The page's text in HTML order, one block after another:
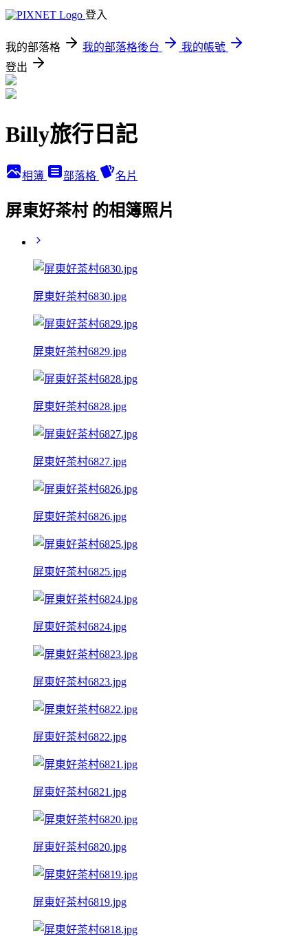
登入
我的部落格 我的部落格後台
我的帳號
登出
Billy旅行日記
相簿 部落格 名片
屏東好茶村 的相簿照片
屏東好茶村6830.jpg
屏東好茶村6829.jpg
屏東好茶村6828.jpg
屏東好茶村6827.jpg
屏東好茶村6826.jpg
屏東好茶村6825.jpg
屏東好茶村6824.jpg
屏東好茶村6823.jpg
屏東好茶村6822.jpg
屏東好茶村6821.jpg
屏東好茶村6820.jpg
屏東好茶村6819.jpg